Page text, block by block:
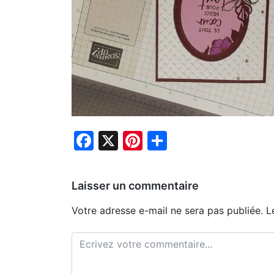
Facebook
X Pinterest
Laisser un commentaire
Votre adresse e-mail ne sera pas publiée.